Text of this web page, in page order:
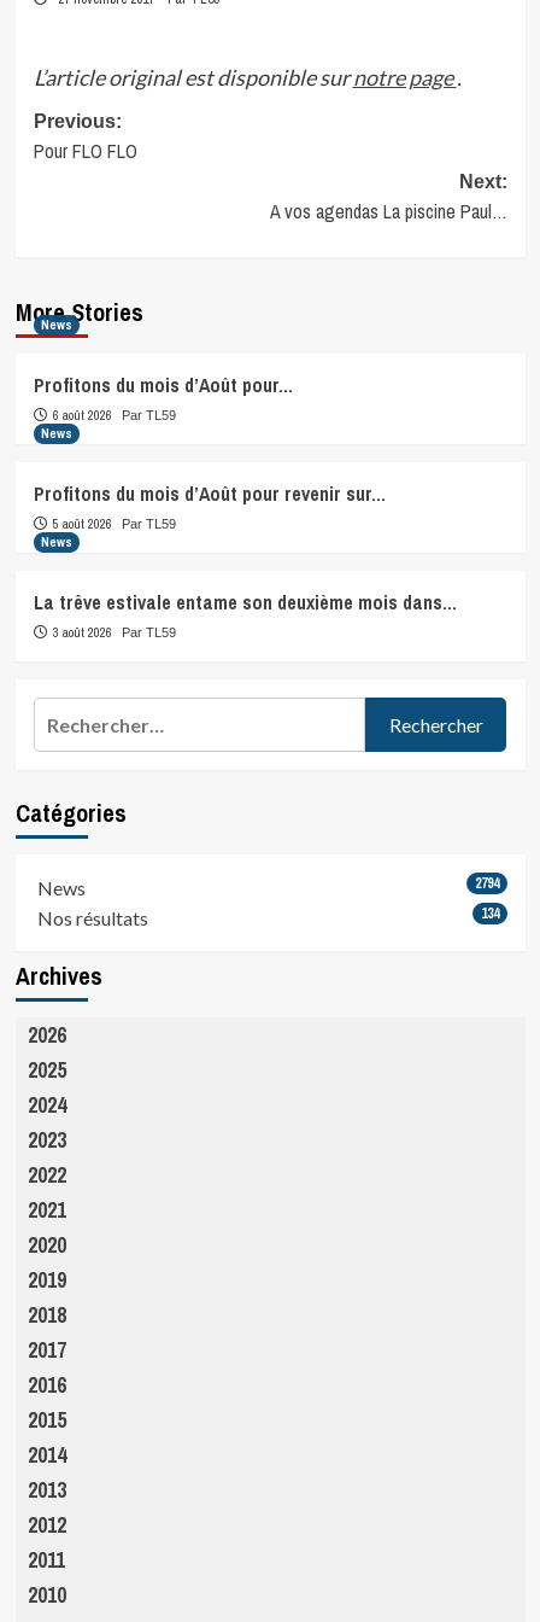
L’article original est disponible surnotre page.
Post
navigation
Previous:
Pour FLO FLO
Next:
A vos agendas La piscine Paul…
More Stories
News
Profitons du mois d’Août pour…
6 août 2026 Par TL59
News
Profitons du mois d’Août pour revenir sur…
5 août 2026 Par TL59
News
La trêve estivale entame son deuxième mois dans…
3 août 2026 Par TL59
Catégories
News 2794
Nos résultats 134
Archives
2026
2025
2024
2023
2022
2021
2020
2019
2018
2017
2016
2015
2014
2013
2012
2011
2010